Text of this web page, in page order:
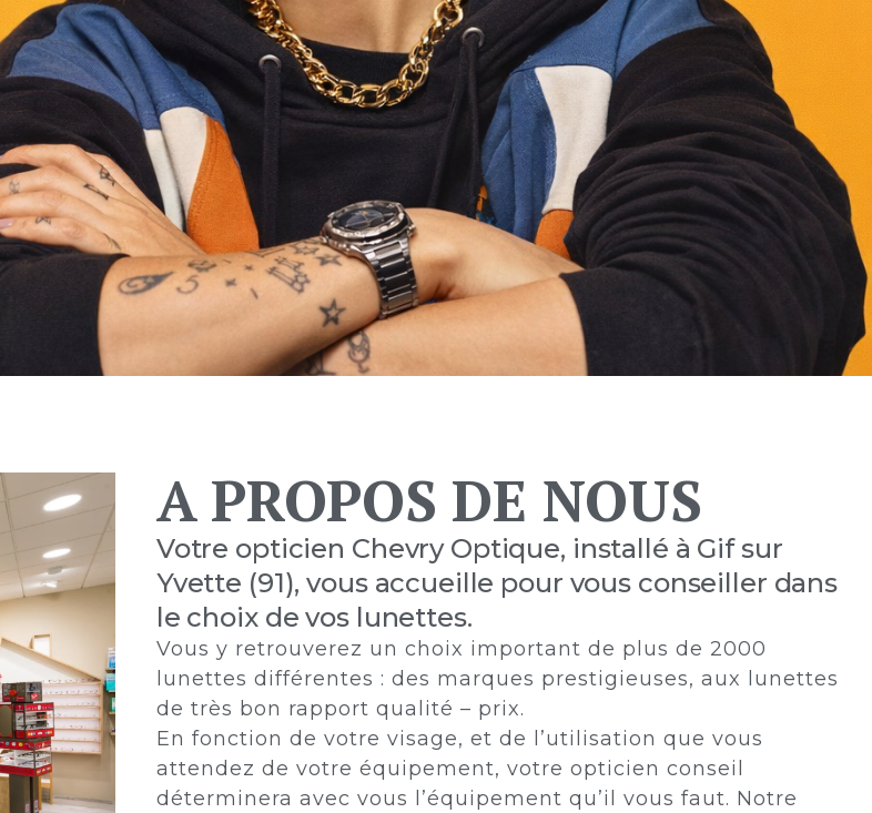
A PROPOS DE NOUS
Votre opticien Chevry Optique, installé à Gif sur
Yvette (91), vous accueille pour vous conseiller dans
le choix de vos lunettes.
Vous y retrouverez un choix important de plus de 2000
lunettes différentes : des marques prestigieuses, aux lunettes
de très bon rapport qualité – prix.
En fonction de votre visage, et de l’utilisation que vous
attendez de votre équipement, votre opticien conseil
déterminera avec vous l’équipement qu’il vous faut. Notre